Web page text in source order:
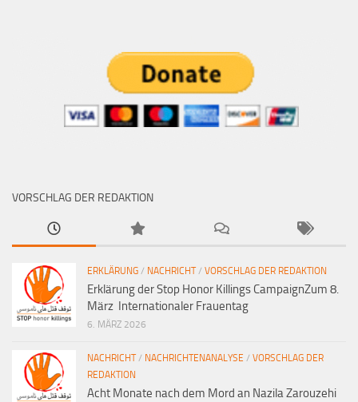
VORSCHLAG DER REDAKTION
ERKLÄRUNG / NACHRICHT/ VORSCHLAG DER REDAKTION
Erklärung der Stop Honor Killings CampaignZum 8.
März Internationaler Frauentag
6. MÄRZ 2026
NACHRICHT/ NACHRICHTENANALYSE / VORSCHLAG DER
REDAKTION
Acht Monate nach dem Mord an Nazila Zarouzehi